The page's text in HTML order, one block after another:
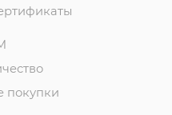
покупки